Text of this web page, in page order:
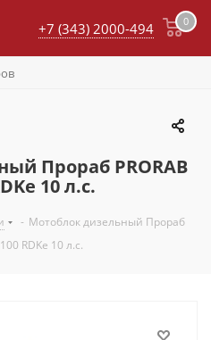
0
+7 (343) 2000-494
Прораб PRORAB
10 л.с.
- Мотоблок дизельный Прораб
RDKe 10 л.с.